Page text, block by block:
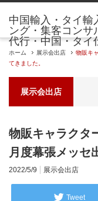
ホーム 展示会出店
物販キ
てきました。
展示会出店
物販キャラクタ
月度幕張メッセ
2022/5/9 展示会出店
Tweet